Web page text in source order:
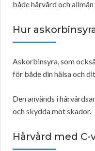
både hårvård och
Hur
Askorbinsyra, som
för både din hälsa och
Den används i
och skydda mot skador.
Hårvård med